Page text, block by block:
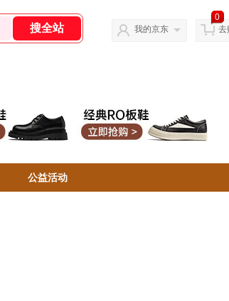
我的京东
0
去
公益活动